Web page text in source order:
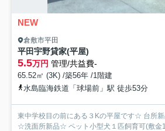
NEW
倉敷市平田
平田宇野貸家(平屋)
5.5万円 管理/共益費-
65.52㎡ (3K) /築56年 /1階建
水島臨海鉄道「球場前」駅 徒歩53分
東中学校目の前にある３Kの平屋です☆ 台所
☆洗面所新品☆ ペット小型犬１匹飼育可(敷金1